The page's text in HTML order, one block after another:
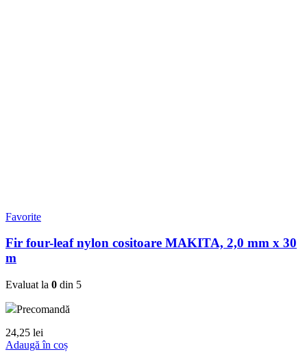
Favorite
Fir four-leaf nylon cositoare MAKITA, 2,0 mm x 30
m
Evaluat la 0 din 5
Precomandă
24,25 lei
Adaugă în coș